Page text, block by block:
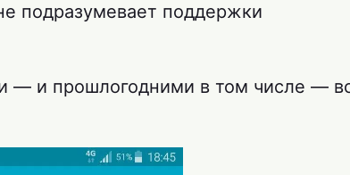
подразумевает поддержки
— и прошлогодними в том числе —